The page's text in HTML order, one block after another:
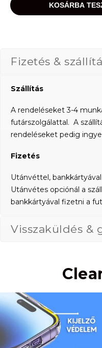
KOSÁRBA
Fizetés &
Szállítás
A rendeléseket 3-4
futárszolgálattal. A
rendeléseket pedig
Fizetés
Utánvéttel,
Utánvétes opciónál a
bankkártyával fizetni a
Visszaküldés &